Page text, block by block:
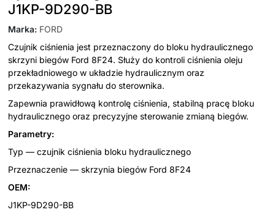
J1KP-9D290-BB
Marka: FORD
Czujnik ciśnienia jest przeznaczony do bloku hydraulicznego
skrzyni biegów Ford 8F24. Służy do kontroli ciśnienia oleju
przekładniowego w układzie hydraulicznym oraz
przekazywania sygnału do sterownika.
Zapewnia prawidłową kontrolę ciśnienia, stabilną pracę bloku
hydraulicznego oraz precyzyjne sterowanie zmianą biegów.
Parametry:
Typ — czujnik ciśnienia bloku hydraulicznego
Przeznaczenie — skrzynia biegów Ford 8F24
OEM:
J1KP-9D290-BB